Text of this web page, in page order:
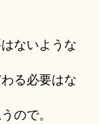
ないような
る必要はな
ので。